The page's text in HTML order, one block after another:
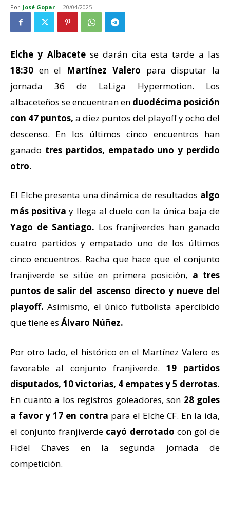
Por José Gopar - 20/04/2025
Elche y Albacetese darán cita esta tarde a las
18:30 en el Martínez Valero para disputar la
jornada 36 de LaLiga Hypermotion. Los
albaceteños se encuentran en duodécima posición
con 47 puntos, a diez puntos del playoff y ocho del
descenso. En los últimos cinco encuentros han
ganado tres partidos, empatado uno y perdido
otro.
El Elche presenta una dinámica de resultados algo
más positiva y llega al duelo con la única baja de
Yago de Santiago. Los franjiverdes han ganado
cuatro partidos y empatado uno de los últimos
cinco encuentros. Racha que hace que el conjunto
franjiverde se sitúe en primera posición, a tres
puntos de salir del ascenso directo y nueve del
playoff. Asimismo, el único futbolista apercibido
que tiene es Álvaro Núñez.
Por otro lado, el histórico en el Martínez Valero es
favorable al conjunto franjiverde. 19 partidos
disputados, 10 victorias, 4 empates y 5 derrotas.
En cuanto a los registros goleadores, son 28 goles
a favor y 17 en contra para el Elche CF. En la ida,
el conjunto franjiverde cayó derrotado con gol de
Fidel Chaves en la segunda jornada de
competición.